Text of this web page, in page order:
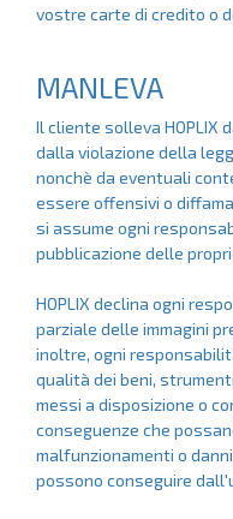
vostre carte di credito o
MANLEVA
Il cliente solleva HOPLIX
dalla violazione della
nonchè da eventuali
essere offensivi o
si assume ogni
pubblicazione delle
HOPLIX declina ogni
parziale delle immagini
inoltre, ogni
qualità dei beni,
messi a disposizione o
conseguenze che
malfunzionamenti o
possono conseguire